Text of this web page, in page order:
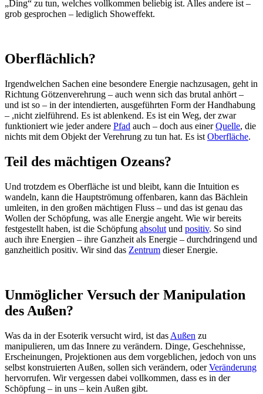
„Ding“ zu tun, welches vollkommen beliebig ist. Alles andere ist –
grob gesprochen – lediglich Showeffekt.
Oberflächlich?
Irgendwelchen Sachen eine besondere Energie nachzusagen, geht in
Richtung Götzenverehrung – auch wenn sich das brutal anhört –
und ist so – in der intendierten, ausgeführten Form der Handhabung
– ,nicht zielführend. Es ist ablenkend. Es ist ein Weg, der zwar
funktioniert wie jeder andere Pfad auch – doch aus einerQuelle, die
nichts mit dem Objekt der Verehrung zu tun hat. Es ist Oberfläche.
Teil des mächtigen Ozeans?
Und trotzdem es Oberfläche ist und bleibt, kann die Intuition es
wandeln, kann die Hauptströmung offenbaren, kann das Bächlein
umleiten, in den großen mächtigen Fluss – und das ist genau das
Wollen der Schöpfung, was alle Energie angeht. Wie wir bereits
festgestellt haben, ist die Schöpfung absolut und positiv. So sind
auch ihre Energien – ihre Ganzheit als Energie – durchdringend und
ganzheitlich positiv. Wir sind das Zentrum dieser Energie.
Unmöglicher Versuch der Manipulation
des Außen?
Was da in der Esoterik versucht wird, ist das Außen zu
manipulieren, um das Innere zu verändern. Dinge, Geschehnisse,
Erscheinungen, Projektionen aus dem vorgeblichen, jedoch von uns
selbst konstruierten Außen, sollen sich verändern, oderVeränderung
hervorrufen. Wir vergessen dabei vollkommen, dass es in der
Schöpfung – in uns – kein Außen gibt.